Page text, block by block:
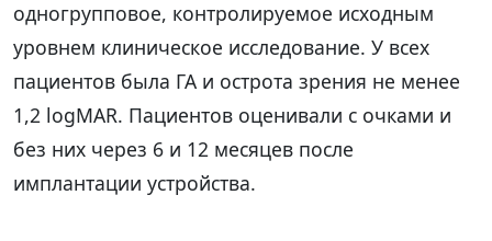
одногрупповое, контролируемое исходным
уровнем клиническое исследование. У всех
пациентов была ГА и острота зрения не менее
1,2 logMAR. Пациентов оценивали с очками и
без них через 6 и 12 месяцев после
имплантации устройства.